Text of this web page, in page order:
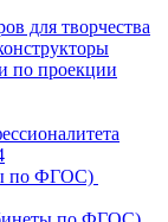
для творчества
по проекции
по ФГОС)